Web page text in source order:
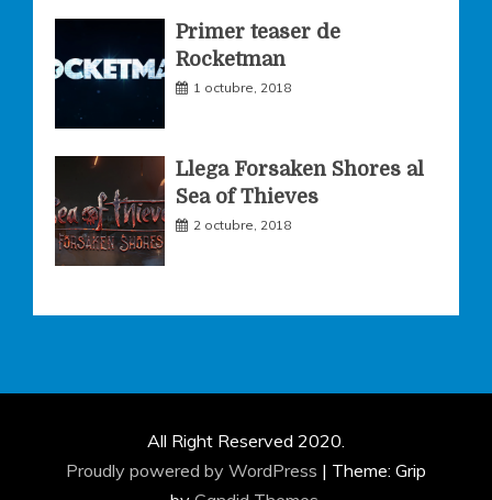
Primer teaser de
Rocketman
1 octubre, 2018
Llega Forsaken Shores al
Sea of Thieves
2 octubre, 2018
All Right Reserved 2020.
Proudly powered by WordPress | Theme: Grip